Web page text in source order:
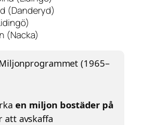
(Danderyd)
(Nacka)
(1965–
en miljon bostäder på
avskaffa